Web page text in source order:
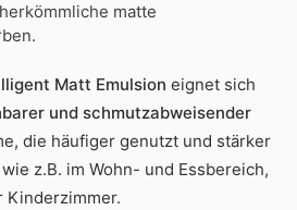
matte
Matt Emulsion eignet sich
und schmutzabweisender
die häufiger genutzt und stärker
z.B. im Wohn- und Essbereich,
Kinderzimmer.